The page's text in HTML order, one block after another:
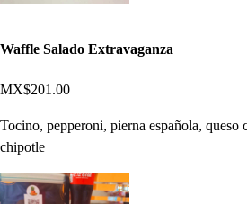
Waffle Salado Extravaganza
MX$201.00
Tocino, pepperoni, pierna española, queso
chipotle